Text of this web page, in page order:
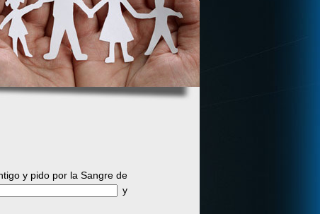
y pido por la Sangre de
y